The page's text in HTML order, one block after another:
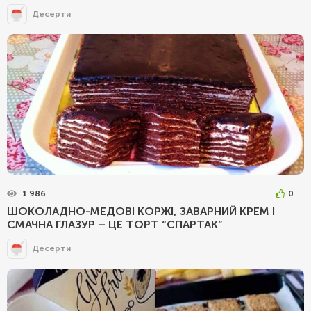
Десерти
1 986 0
ШОКОЛАДНО-МЕДОВІ КОРЖІ, ЗАВАРНИЙ КРЕМ І
СМАЧНА ГЛАЗУР – ЦЕ ТОРТ “СПАРТАК”
Десерти